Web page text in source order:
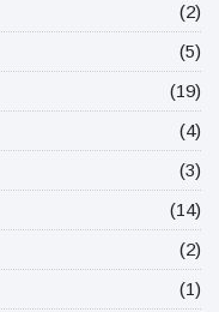
(2)
(5)
(19)
(4)
(3)
(14)
(2)
(1)